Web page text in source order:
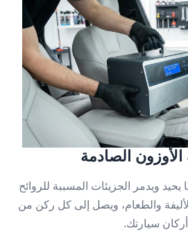
الأوزون الصادمة
يحيد ويدمر الجزيئات المسببة للروائح
والطعام، ويصل إلى كل ركن من
أركان سيارتك.